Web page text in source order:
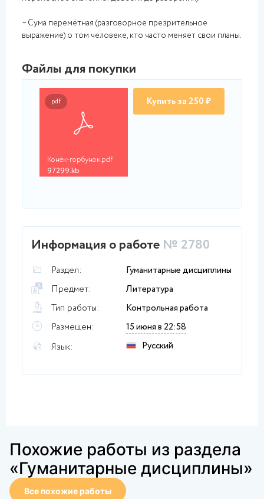
– Сума перемётная (разговорное презрительное
выражение) о том человеке, кто часто меняет свои планы.
Файлы для покупки
pdf
Конёк-горбунок.pdf
97299.kb
Купить за 250 ₽
Информация о работе № 2780
Раздел:
Гуманитарные дисциплины
Предмет:
Литература
Тип работы:
Контрольная работа
Размещен:
15 июня в 22:58
Язык:
Русский
Похожие работы из раздела
«Гуманитарные дисциплины»
Все похожие работы